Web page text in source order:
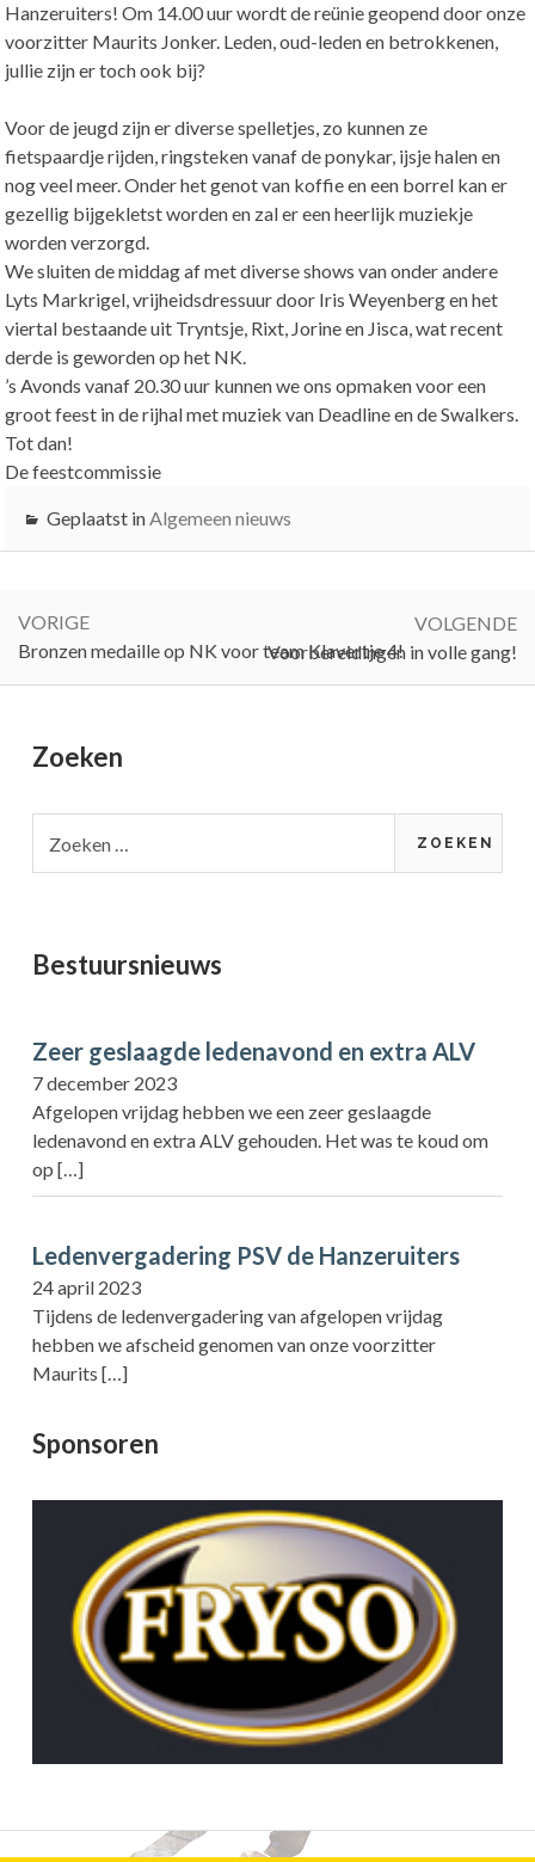
Hanzeruiters! Om 14.00 uur wordt de reünie geopend door onze
voorzitter Maurits Jonker. Leden, oud-leden en betrokkenen,
jullie zijn er toch ook bij?
Voor de jeugd zijn er diverse spelletjes, zo kunnen ze
fietspaardje rijden, ringsteken vanaf de ponykar, ijsje halen en
nog veel meer. Onder het genot van koffie en een borrel kan er
gezellig bijgekletst worden en zal er een heerlijk muziekje
worden verzorgd.
We sluiten de middag af met diverse shows van onder andere
Lyts Markrigel, vrijheidsdressuur door Iris Weyenberg en het
viertal bestaande uit Tryntsje, Rixt, Jorine en Jisca, wat recent
derde is geworden op het NK.
’s Avonds vanaf 20.30 uur kunnen we ons opmaken voor een
groot feest in de rijhal met muziek van Deadline en de Swalkers.
Tot dan!
De feestcommissie
Geplaatst inAlgemeen nieuws
navigatie
VORIGE
Vorige:
Bronzen medaille op NK voor team Klavertje 4!
VOLGENDE
Volgende:
Voorbereidingen in volle gang!
Primary
Zoeken
naar:
Bestuursnieuws
Zeer geslaagde ledenavond en extra ALV
7 december 2023
Afgelopen vrijdag hebben we een zeer geslaagde
ledenavond en extra ALV gehouden. Het was te koud om
op […]
Ledenvergadering PSV de Hanzeruiters
24 april 2023
Tijdens de ledenvergadering van afgelopen vrijdag
hebben we afscheid genomen van onze voorzitter
Maurits […]
Sponsoren